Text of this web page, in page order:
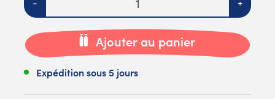
Ajouter au panier
Expédition sous 5 jours